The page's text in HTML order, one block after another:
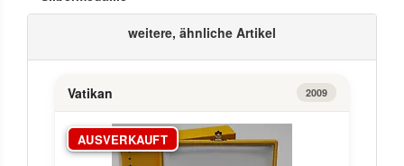
weitere, ähnliche Artikel
Vatikan 2009
AUSVERKAUFT